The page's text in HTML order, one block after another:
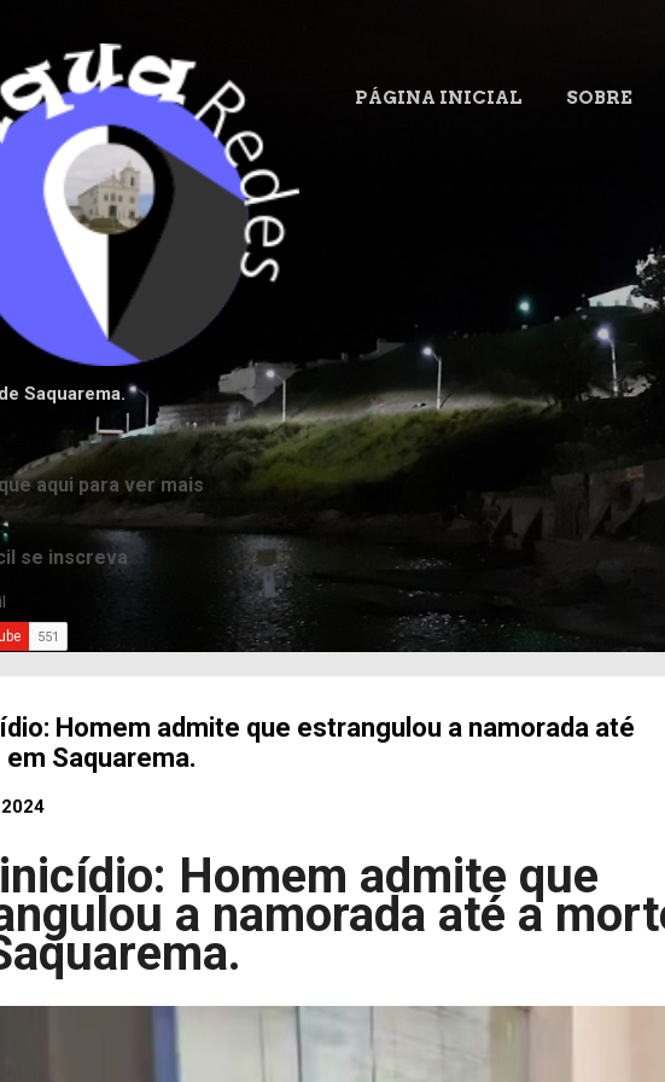
Saquarema.
PÁGINA INICIAL SOBRE
aqui para ver mais
se inscreva
Homem admite que estrangulou a namorada até
Saquarema.
Homem admite que
a namorada até a